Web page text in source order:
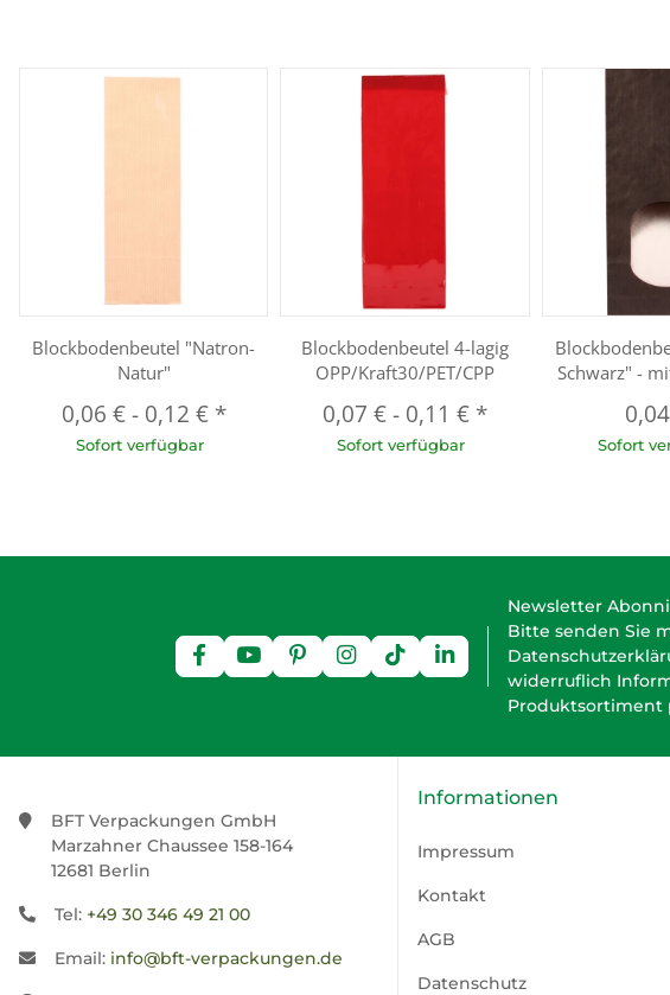
Blockbodenbeutel "Natron-
Natur"
0,06 €- 0,12 € *
Sofort verfügbar
Blockbodenbeutel 4-lagig
OPP/Kraft30/PET/CPP
0,07 €- 0,11 € *
Sofort verfügbar
Schwarz" -
Sofort
Newsletter
Bitte senden Sie
widerruflich
Produktsortiment
BFT Verpackungen GmbH
Marzahner Chaussee 158-164
12681 Berlin
Tel: +49 30 346 49 21 00
Email: info@bft-verpackungen.de
Informationen
Impressum
Kontakt
AGB
Datenschutz